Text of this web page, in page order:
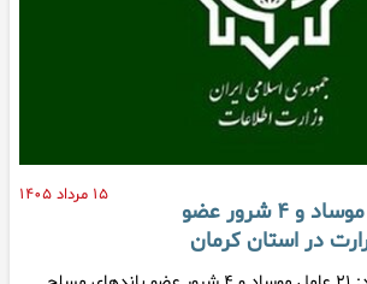
۱۵ مرداد ۱۴۰۵
بازداشت ۲۱ عامل موساد و ۴ شرور عضو
در استان کرمان